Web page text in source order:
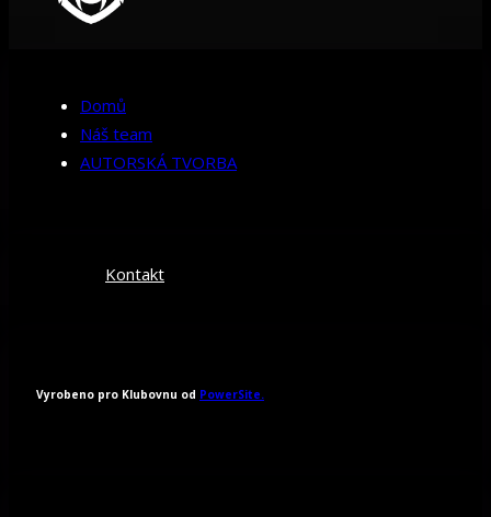
Domů
Náš team
AUTORSKÁ TVORBA
Kontakt
Vyrobeno pro Klubovnu od PowerSite.